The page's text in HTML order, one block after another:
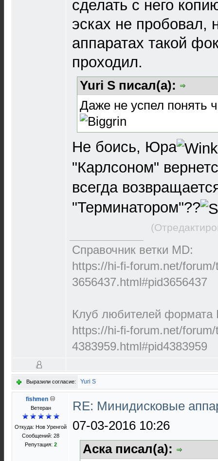
сделать с него
эсках не пробовал,
аппаратах такой
проходил.
Yuri S писал(а):
Даже не успел понять
Не боись, Юра
"Карлсоном"
всегда
"Терминатором"??
Справочник ветки MD:
https://hi-fi-forum.net/
3656437.html#pid3656437
Клуб любителей формата
https://hi-fi-forum.net/
4383959.html#pid4383959
Выразили согласие: Yuri S
fishmen
Ветеран
Откуда: Нов Уренгой
Сообщений: 28
Репутация: 2
RE: Минидисковые
07-03-2016 10:26
Аска писал(а):